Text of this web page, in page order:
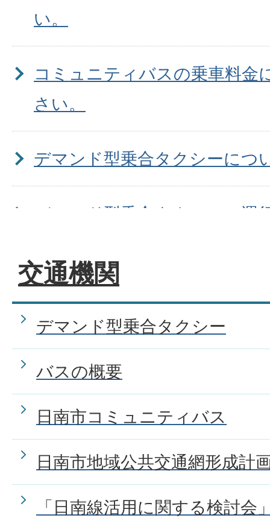
い。
コミュニティバスの乗車料金
さい。
デマンド型乗合タクシーにつ
デマンド型乗合タクシーの運
デマンド型乗合タクシーの乗
てください。
デマンド型乗合タクシーの利
てください。
日南市にJRの駅はありますか
交通機関
デマンド型乗合タクシー
バスの概要
日南市コミュニティバス
日南市地域公共交通網形成計
「日南線活用に関する検討会